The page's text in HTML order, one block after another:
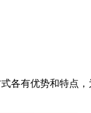
各有优势和特点